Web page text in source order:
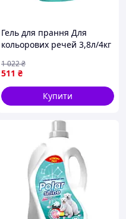
Гель для прання Для
кольорових речей 3,8л/4кг
511 ₴
1 022₴
Купити